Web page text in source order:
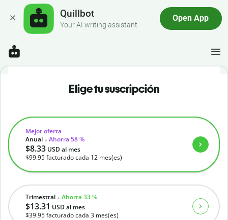
Quillbot
Your AI writing assistant
Open App
Elige tu suscripción
Trimestral Ahorra 33 %
$13.31 USD al mes
$39.95facturado cada 3 mes(es)
Mejor oferta
Anual
Ahorra 58 %
$8.33 USD al mes
$99.95facturado cada 12 mes(es)